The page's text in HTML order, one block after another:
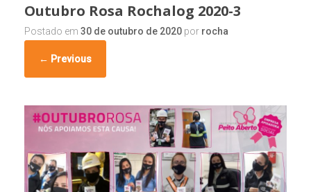
Outubro Rosa Rochalog 2020-3
Postado em 30 de outubro de 2020 por rocha
← Previous